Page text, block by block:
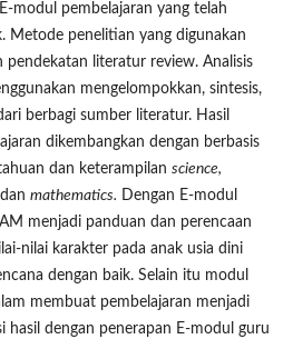
modul pembelajaran yang telah
Metode penelitian yang digunakan
literatur review. Analisis
mengelompokkan, sintesis,
berbagi sumber literatur. Hasil
dikembangkan dengan berbasis
dan keterampilan science,
mathematics. Dengan E-modul
menjadi panduan dan perencaan
nilai karakter pada anak usia dini
dengan baik. Selain itu modul
membuat pembelajaran menjadi
hasil dengan penerapan E-modul guru